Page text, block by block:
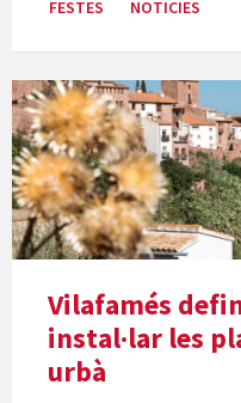
FESTES
NOTICIES
Vilafamés
instal·lar les
urbà